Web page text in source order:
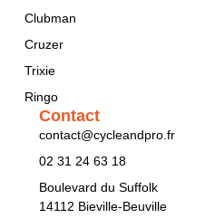
Clubman
Cruzer
Trixie
Ringo
Contact
contact@cycleandpro.fr
02 31 24 63 18
Boulevard du Suffolk
14112 Bieville-Beuville